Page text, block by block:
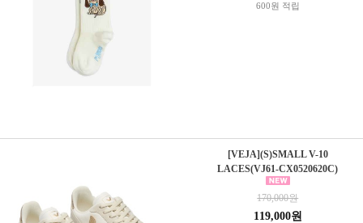
600원 적립
[VEJA](S)SMALL V-10
LACES(VJ61-CX0520620C)
170,000원
119,000원